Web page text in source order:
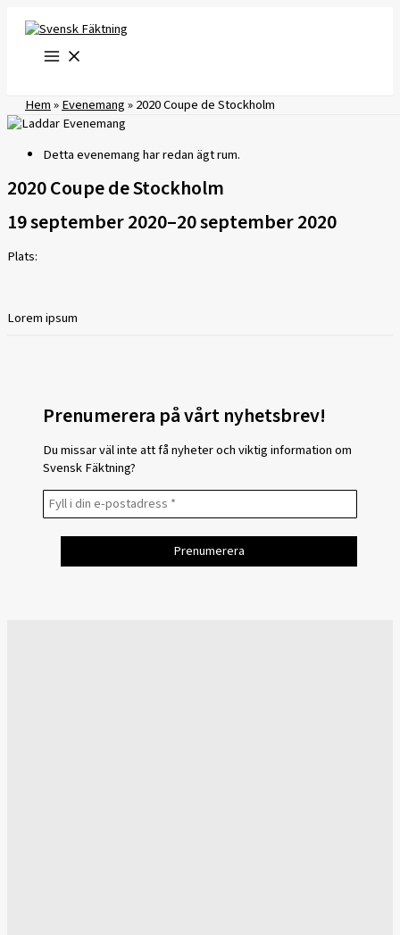
innehåll
Hem»Evenemang»2020 Coupe de Stockholm
Detta evenemang har redan ägt rum.
2020 Coupe de Stockholm
19 september 2020–20 september 2020
Plats:
Lorem ipsum
Prenumerera på vårt nyhetsbrev!
Du missar väl inte att få nyheter och viktig information om
Svensk Fäktning?